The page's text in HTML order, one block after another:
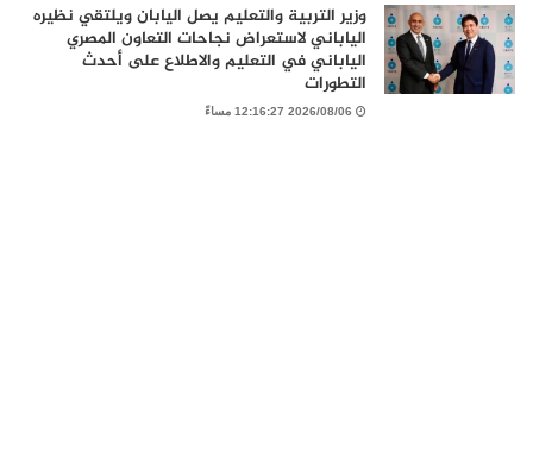
وزير التربية والتعليم يصل اليابان ويلتقي نظيره
الياباني لاستعراض نجاحات التعاون المصري
الياباني في التعليم والاطلاع على أحدث
التطورات
2026/08/06 12:16:27 مساءً